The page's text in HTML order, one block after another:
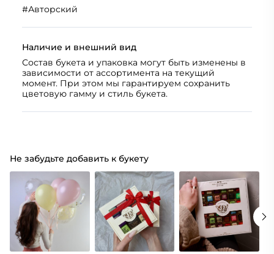
#Авторский
Наличие и внешний вид
Состав букета и упаковка могут быть изменены в
зависимости от ассортимента на текущий
момент. При этом мы гарантируем сохранить
цветовую гамму и стиль букета.
Не забудьте добавить к букету